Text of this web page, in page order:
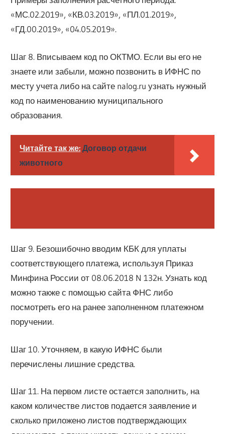
«МС.02.2019», «КВ.03.2019», «ПЛ.01.2019»,
«ГД.00.2019», «04.05.2019».
Шаг 8. Вписываем код по ОКТМО. Если вы его не
знаете или забыли, можно позвонить в ИФНС по
месту учета либо на сайте nalog.ru узнать нужный
код по наименованию муниципального
образования.
Читайте так же: Договор отдачи
животного
Шаг 9. Безошибочно вводим КБК для уплаты
соответствующего платежа, используя Приказ
Минфина России от 08.06.2018 N 132н. Узнать код
можно также с помощью сайта ФНС либо
посмотреть его на ранее заполненном платежном
поручении.
Шаг 10. Уточняем, в какую ИФНС были
перечислены лишние средства.
Шаг 11. На первом листе остается заполнить, на
каком количестве листов подается заявление и
сколько приложено листов подтверждающих